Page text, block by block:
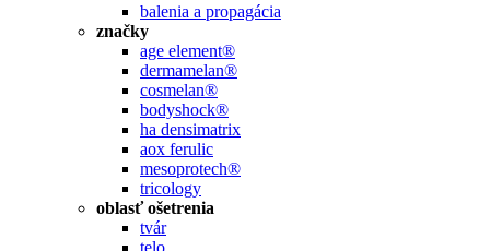
balenia a propagácia
značky
age element®
dermamelan®
cosmelan®
bodyshock®
ha densimatrix
aox ferulic
mesoprotech®
tricology
oblasť ošetrenia
tvár
telo